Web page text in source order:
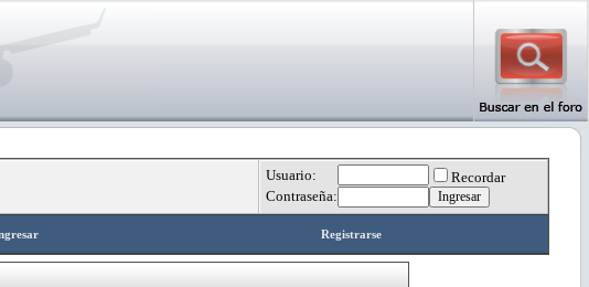
Usuario:
Recordar
Contraseña:
Registrarse